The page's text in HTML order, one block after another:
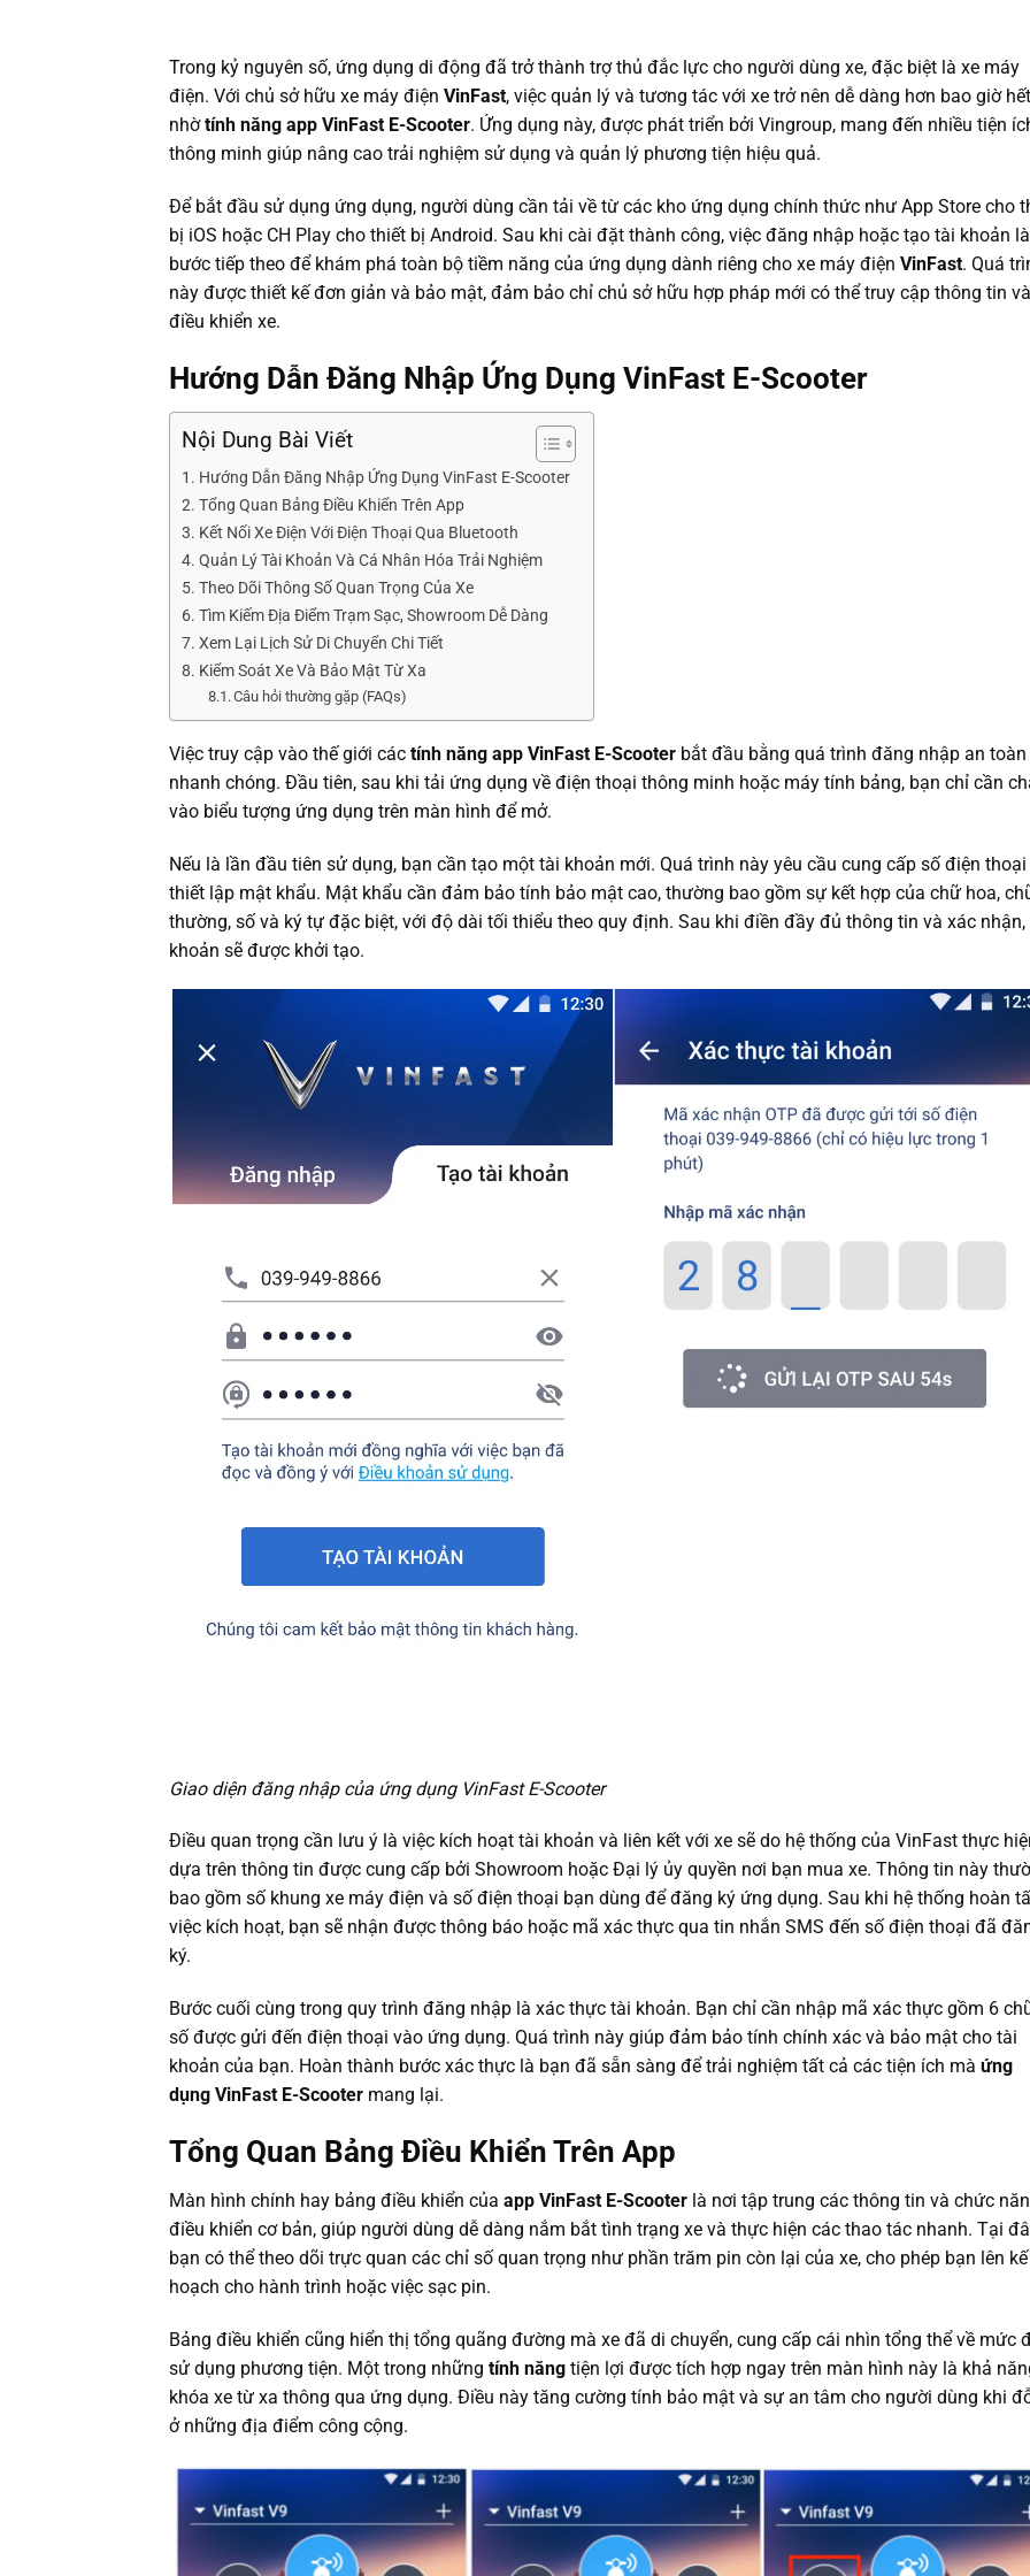
Trong kỷ nguyên số, ứng dụng di động đã trở thành trợ thủ đắc lực cho người dùng xe, đặc biệt là xe máy
điện. Với chủ sở hữu xe máy điện VinFast, việc quản lý và tương tác với xe trở nên dễ dàng hơn bao giờ hết
nhờtính năng app VinFast E-Scooter. Ứng dụng này, được phát triển bởi Vingroup, mang đến nhiều tiện
thông minh giúp nâng cao trải nghiệm sử dụng và quản lý phương tiện hiệu quả.
Để bắt đầu sử dụng ứng dụng, người dùng cần tải về từ các kho ứng dụng chính thức như App Store cho
bị iOS hoặc CH Play cho thiết bị Android. Sau khi cài đặt thành công, việc đăng nhập hoặc tạo tài khoản là
bước tiếp theo để khám phá toàn bộ tiềm năng của ứng dụng dành riêng cho xe máy điện VinFast. Quá
này được thiết kế đơn giản và bảo mật, đảm bảo chỉ chủ sở hữu hợp pháp mới có thể truy cập thông tin và
điều khiển xe.
Hướng Dẫn Đăng Nhập Ứng Dụng VinFast E-Scooter
Nội Dung Bài Viết
Hướng Dẫn Đăng Nhập Ứng Dụng VinFast E-Scooter
Tổng Quan Bảng Điều Khiển Trên App
Kết Nối Xe Điện Với Điện Thoại Qua Bluetooth
Quản Lý Tài Khoản Và Cá Nhân Hóa Trải Nghiệm
Theo Dõi Thông Số Quan Trọng Của Xe
Tìm Kiếm Địa Điểm Trạm Sạc, Showroom Dễ Dàng
Xem Lại Lịch Sử Di Chuyển Chi Tiết
Kiểm Soát Xe Và Bảo Mật Từ Xa
Câu hỏi thường gặp (FAQs)
Việc truy cập vào thế giới các tính năng app VinFast E-Scooter bắt đầu bằng quá trình đăng nhập an toàn
nhanh chóng. Đầu tiên, sau khi tải ứng dụng về điện thoại thông minh hoặc máy tính bảng, bạn chỉ cần
vào biểu tượng ứng dụng trên màn hình để mở.
Nếu là lần đầu tiên sử dụng, bạn cần tạo một tài khoản mới. Quá trình này yêu cầu cung cấp số điện thoại
thiết lập mật khẩu. Mật khẩu cần đảm bảo tính bảo mật cao, thường bao gồm sự kết hợp của chữ hoa,
thường, số và ký tự đặc biệt, với độ dài tối thiểu theo quy định. Sau khi điền đầy đủ thông tin và xác nhận,
khoản sẽ được khởi tạo.
Giao diện đăng nhập của ứng dụng VinFast E-Scooter
Điều quan trọng cần lưu ý là việc kích hoạt tài khoản và liên kết với xe sẽ do hệ thống của VinFast thực
dựa trên thông tin được cung cấp bởi Showroom hoặc Đại lý ủy quyền nơi bạn mua xe. Thông tin này
bao gồm số khung xe máy điện và số điện thoại bạn dùng để đăng ký ứng dụng. Sau khi hệ thống hoàn
việc kích hoạt, bạn sẽ nhận được thông báo hoặc mã xác thực qua tin nhắn SMS đến số điện thoại đã
ký.
Bước cuối cùng trong quy trình đăng nhập là xác thực tài khoản. Bạn chỉ cần nhập mã xác thực gồm 6
số được gửi đến điện thoại vào ứng dụng. Quá trình này giúp đảm bảo tính chính xác và bảo mật cho tài
khoản của bạn. Hoàn thành bước xác thực là bạn đã sẵn sàng để trải nghiệm tất cả các tiện ích mà ứng
dụng VinFast E-Scooter mang lại.
Tổng Quan Bảng Điều Khiển Trên App
Màn hình chính hay bảng điều khiển của app VinFast E-Scooter là nơi tập trung các thông tin và chức
điều khiển cơ bản, giúp người dùng dễ dàng nắm bắt tình trạng xe và thực hiện các thao tác nhanh. Tại
bạn có thể theo dõi trực quan các chỉ số quan trọng như phần trăm pin còn lại của xe, cho phép bạn lên kế
hoạch cho hành trình hoặc việc sạc pin.
Bảng điều khiển cũng hiển thị tổng quãng đường mà xe đã di chuyển, cung cấp cái nhìn tổng thể về mức
sử dụng phương tiện. Một trong những tính năng tiện lợi được tích hợp ngay trên màn hình này là khả
khóa xe từ xa thông qua ứng dụng. Điều này tăng cường tính bảo mật và sự an tâm cho người dùng khi
ở những địa điểm công cộng.